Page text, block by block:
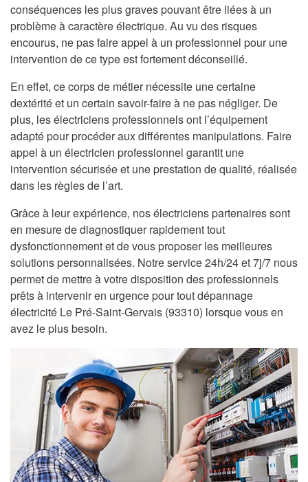
conséquences les plus graves pouvant être liées à un
problème à caractère électrique. Au vu des risques
encourus, ne pas faire appel à un professionnel pour une
intervention de ce type est fortement déconseillé.
En effet, ce corps de métier nécessite une certaine
dextérité et un certain savoir-faire à ne pas négliger. De
plus, les électriciens professionnels ont l’équipement
adapté pour procéder aux différentes manipulations. Faire
appel à un électricien professionnel garantit une
intervention sécurisée et une prestation de qualité, réalisée
dans les règles de l’art.
Grâce à leur expérience, nos électriciens partenaires sont
en mesure de diagnostiquer rapidement tout
dysfonctionnement et de vous proposer les meilleures
solutions personnalisées. Notre service 24h/24 et 7j/7 nous
permet de mettre à votre disposition des professionnels
prêts à intervenir en urgence pour tout dépannage
électricité Le Pré-Saint-Gervais (93310) lorsque vous en
avez le plus besoin.